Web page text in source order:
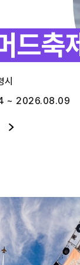
드축
시
~ 2026.08.09